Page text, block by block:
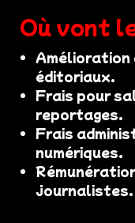
Où vont
éditoriaux.
Frais pour
reportages.
Frais
numériques.
journalistes.